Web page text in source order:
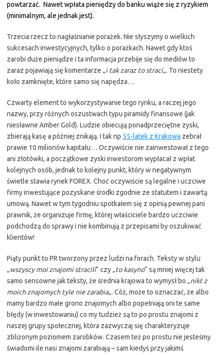
powtarzać. Nawet wpłata pieniędzy do banku wiąże się z ryzykiem
(minimalnym, ale jednak jest).
Trzecia rzecz to nagłaśnianie porażek. Nie słyszymy o wielkich
sukcesach inwestycyjnych, tylko o porażkach. Nawet gdy ktoś
zarobi duże pieniądze i ta informacja przebije się do mediów to
zaraz pojawiają się komentarze „i tak zaraz to straci„. To niestety
koło zamknięte, które samo się napędza…
Czwarty element to wykorzystywanie tego rynku, a raczej jego
nazwy, przy różnych oszustwach typu piramidy finansowe (jak
niesławne Amber Gold). Ludzie obiecują ponadprzeciętne zyski,
zbierają kasę a później znikają. I tak np 55-latek z Krakowa zebrał
prawie 10 milionów kapitału… Oczywiście nie zainwestował z tego
ani złotówki, a początkowe zyski inwestorom wypłacał z wpłat
kolejnych osób, jednak to kolejny punkt, który w negatywnym
świetle stawia rynek FOREX. Choć oczywiście są legalne i uczciwe
firmy inwestujące pozyskane środki zgodnie ze statutem i zawartą
umową. Nawet w tym tygodniu spotkałem się z opinią pewnej pani
prawnik, że organizuje firmę, której właściciele bardzo uczciwie
podchodzą do sprawy i nie kombinują z przepisami by oszukiwać
klientów!
Piąty punkt to PR tworzony przez ludzi na forach. Teksty w stylu
„wszyscy moi znajomi stracili” czy „to kasyno” są mniej więcej tak
samo sensowne jak teksty, że średnia krajowa to wymysł bo „nikt z
moich znajomych tyle nie zarabia„. Cóż, może to oznaczać, że albo
mamy bardzo małe grono znajomych albo popełniają oni te same
błędy (w inwestowaniu) co my tudzież są to po prostu znajomi z
naszej grupy społecznej, która zazwyczaj się charakteryzuje
zbliżonym poziomem zarobków. Czasem też po prostu nie jesteśmy
świadomi ile nasi znajomi zarabiają – sam kiedyś przy jakimś